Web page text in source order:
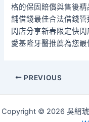
格的保固賠償與售後
舖借錢最佳合法借錢
閃店分享新春限定快
愛基隆牙醫推薦為您
Post
PREVIOUS
Copyright © 2026 吳紹